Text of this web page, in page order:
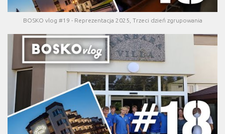
BOSKO vlog #19 - Reprezentacja 2025, Trzeci dzień zgrupowania